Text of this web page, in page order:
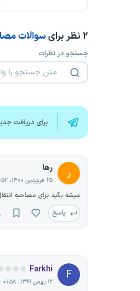
۲ نظر برای سوالات
جستجو در نظرات
برای دریافت
ر رها
۲۵ فروردین ۱۴۰۰، ۲۲:۵۲
میشه بگید برای مصاحبه
پاسخ
F
Farkhi
۱۲ بهمن ۱۳۹۹، ۰۱:۵۸